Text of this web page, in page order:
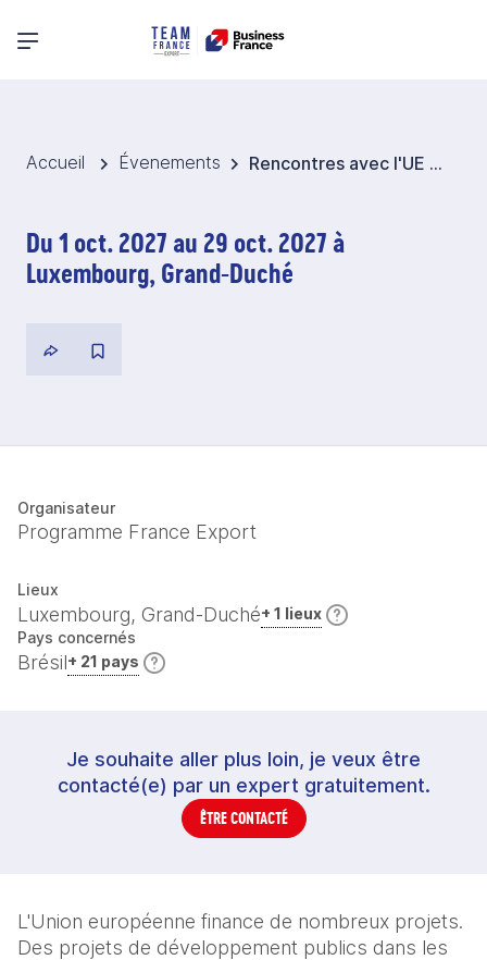
Menu principal
Accueil Évenements Rencontres avec l'UE et la BEI 2027 - Belgique et Luxembourg
Du 1 oct. 2027 au 29 oct. 2027 à
Luxembourg, Grand-Duché
Organisateur
Programme France Export
Lieux
Luxembourg, Grand-Duché+ 1 lieux
Pays concernés
Brésil+ 21 pays
Je souhaite aller plus loin, je veux être
contacté(e) par un expert gratuitement.
ÊTRE CONTACTÉ
L'Union européenne finance de nombreux projets.
Des projets de développement publics dans les